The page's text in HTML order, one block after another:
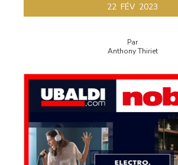
22 FÉV 2023
Par
Anthony Thiriet